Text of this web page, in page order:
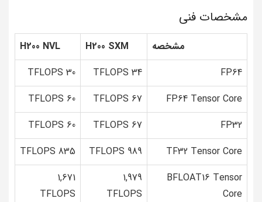
مشخصات فنی
مشخصه H200 SXM
H200 NVL
FP64
34 TFLOPS
30 TFLOPS
FP64 Tensor Core
67 TFLOPS
60 TFLOPS
FP32
67 TFLOPS
60 TFLOPS
TF32 Tensor Core
989 TFLOPS
835 TFLOPS
BFLOAT16 Tensor
Core
1,979
TFLOPS
1,671
TFLOPS